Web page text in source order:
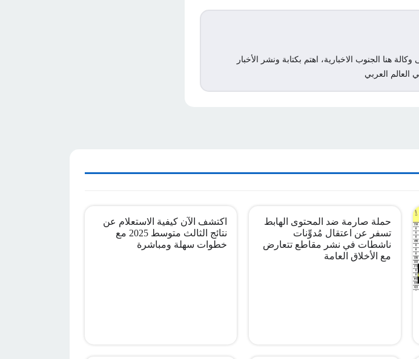
هنا الجنوب الاخبارية، اهتم بكتابة ونشر الأخبار
العالم العربي
حملة صارمة ضد المحتوى الهابط
تسفر عن اعتقال مُدوِّنات
ناشطات في نشر مقاطع تتعارض
مع الأخلاق العامة
اكتشف الآن كيفية الاستعلام عن
نتائج الثالث متوسط 2025 مع
خطوات سهلة ومباشرة